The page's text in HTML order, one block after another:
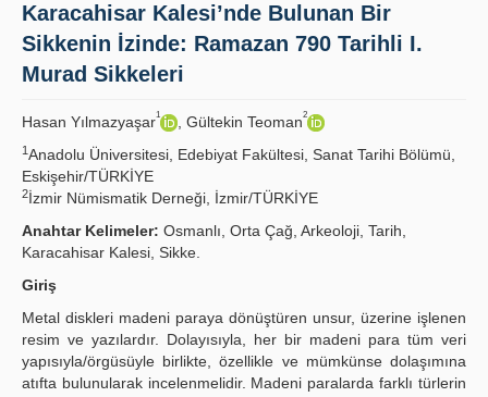
Yazım Kuralları
İlkeler
Yayın Politikaları
Kılavuzlar
İletişim
Karacahisar Kalesi’nde Bulunan Bir
Sikkenin İzinde: Ramazan 790 Tarihli I.
Murad Sikkeleri
Hasan Yılmazyaşar1 , Gültekin Teoman2
1Anadolu Üniversitesi, Edebiyat Fakültesi, Sanat Tarihi Bölümü,
Eskişehir/TÜRKİYE
2İzmir Nümismatik Derneği, İzmir/TÜRKİYE
Anahtar Kelimeler: Osmanlı, Orta Çağ, Arkeoloji, Tarih,
Karacahisar Kalesi, Sikke.
Giriş
Metal diskleri madeni paraya dönüştüren unsur, üzerine işlenen
resim ve yazılardır. Dolayısıyla, her bir madeni para tüm veri
yapısıyla/örgüsüyle birlikte, özellikle ve mümkünse dolaşımına
atıfta bulunularak incelenmelidir. Madeni paralarda farklı türlerin